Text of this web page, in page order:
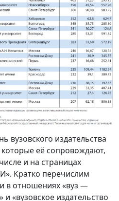
вузовского издательства
её сопровождают,
и на страницах
Кратко перечислим
в отношениях «вуз —
и «вузовское издательство